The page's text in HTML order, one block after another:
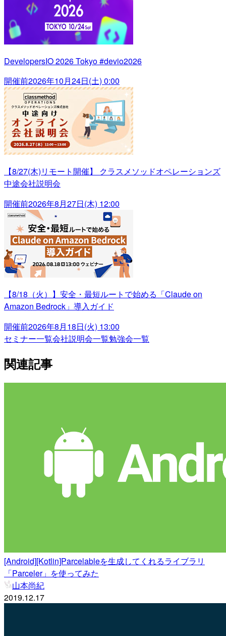
DevelopersIO 2026 Tokyo #devio2026
開催前2026年10月24日(土) 0:00
【8/27(木)リモート開催】 クラスメソッドオペレーションズ
中途会社説明会
開催前2026年8月27日(木) 12:00
【8/18（火）】安全・最短ルートで始める「Claude on
Amazon Bedrock」導入ガイド
開催前2026年8月18日(火) 13:00
セミナー一覧会社説明会一覧勉強会一覧
関連記事
[Android][Kotlin]Parcelableを生成してくれるライブラリ
「Parceler」を使ってみた
山本尚紀
2019.12.17